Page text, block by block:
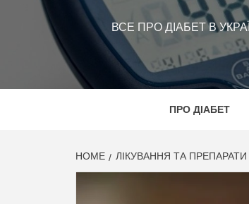
ВСЕ ПРО ДІАБЕТ В
ПРО ДІАБЕТ
HOME ЛІКУВАННЯ ТА ПРЕПАРАТИ